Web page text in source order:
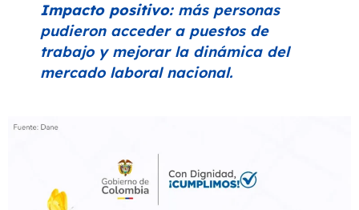
Impacto positivo:más personas
pudieron acceder a puestos de
trabajo y mejorar la dinámica del
mercado laboral nacional.